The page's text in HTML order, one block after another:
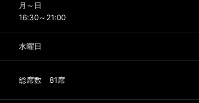
月～日
16:30～21:00
水曜日
総席数 81席